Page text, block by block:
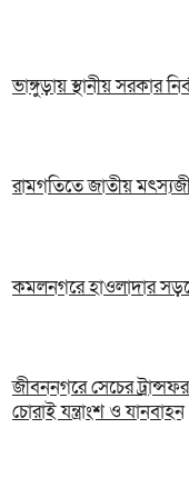
ভাঙ্গুড়ায় স্থানীয় সরকার
রামগতিতে জাতীয়
কমলনগরে হাওলাদার
জীবননগরে সেচের
চোরাই যন্ত্রাংশ ও যানবাহন